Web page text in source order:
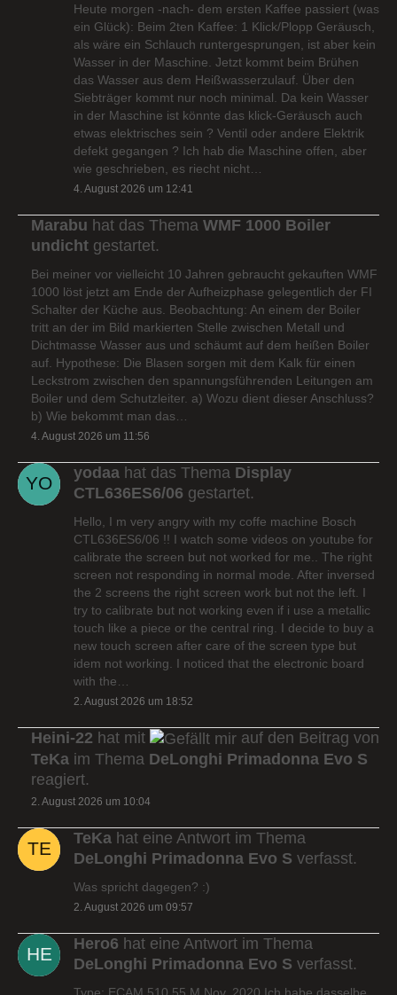
Heute morgen -nach- dem ersten Kaffee passiert (was
ein Glück): Beim 2ten Kaffee: 1 Klick/Plopp Geräusch,
als wäre ein Schlauch runtergesprungen, ist aber kein
Wasser in der Maschine. Jetzt kommt beim Brühen
das Wasser aus dem Heißwasserzulauf. Über den
Siebträger kommt nur noch minimal. Da kein Wasser
in der Maschine ist könnte das klick-Geräusch auch
etwas elektrisches sein ? Ventil oder andere Elektrik
defekt gegangen ? Ich hab die Maschine offen, aber
wie geschrieben, es riecht nicht…
4. August 2026 um 12:41
Marabu hat das Thema WMF 1000 Boiler
undicht gestartet.
Bei meiner vor vielleicht 10 Jahren gebraucht gekauften WMF
1000 löst jetzt am Ende der Aufheizphase gelegentlich der FI
Schalter der Küche aus. Beobachtung: An einem der Boiler
tritt an der im Bild markierten Stelle zwischen Metall und
Dichtmasse Wasser aus und schäumt auf dem heißen Boiler
auf. Hypothese: Die Blasen sorgen mit dem Kalk für einen
Leckstrom zwischen den spannungsführenden Leitungen am
Boiler und dem Schutzleiter. a) Wozu dient dieser Anschluss?
b) Wie bekommt man das…
4. August 2026 um 11:56
yodaa hat das Thema Display
CTL636ES6/06 gestartet.
Hello, I m very angry with my coffe machine Bosch
CTL636ES6/06 !! I watch some videos on youtube for
calibrate the screen but not worked for me.. The right
screen not responding in normal mode. After inversed
the 2 screens the right screen work but not the left. I
try to calibrate but not working even if i use a metallic
touch like a piece or the central ring. I decide to buy a
new touch screen after care of the screen type but
idem not working. I noticed that the electronic board
with the…
2. August 2026 um 18:52
Heini-22 hat mit
auf den Beitrag von
TeKa im Thema DeLonghi Primadonna Evo S
reagiert.
2. August 2026 um 10:04
TeKa hat eine Antwort im Thema
DeLonghi Primadonna Evo S verfasst.
Was spricht dagegen? :)
2. August 2026 um 09:57
Hero6 hat eine Antwort im Thema
DeLonghi Primadonna Evo S verfasst.
Type: ECAM 510.55.M Nov. 2020 Ich habe dasselbe